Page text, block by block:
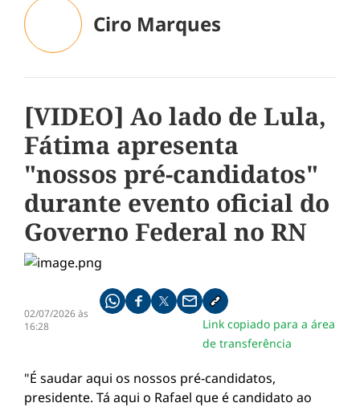
Ciro Marques
[VIDEO] Ao lado de Lula,
Fátima apresenta
"nossos pré-candidatos"
durante evento oficial do
Governo Federal no RN
02/07/2026 às
16:28
Compartilhe pelo whatsapp
Compartilhar no facebook
Compartilhar no twitter
Compartilhe pelo email
Copiar link da notícia
Link copiado para a área
de transferência
"É saudar aqui os nossos pré-candidatos,
presidente. Tá aqui o Rafael que é candidato ao